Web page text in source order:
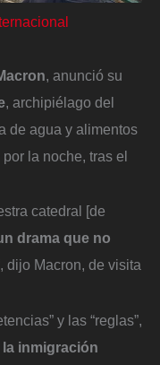
, anunció su
, archipiélago del
de agua y alimentos
la noche, tras el
catedral [de
drama que no
dijo Macron, de visita
y las “reglas”,
inmigración